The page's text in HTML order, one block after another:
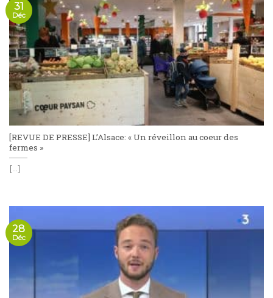
[REVUE DE PRESSE] L’Alsace: « Un réveillon au coeur des
fermes »
[...]
31
Déc
28
Déc